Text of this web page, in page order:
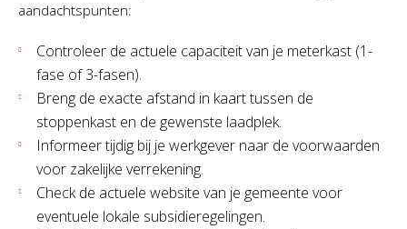
aandachtspunten:
Controleer de actuele capaciteit van je meterkast (1-
fase of 3-fasen).
Breng de exacte afstand in kaart tussen de
stoppenkast en de gewenste laadplek.
Informeer tijdig bij je werkgever naar de voorwaarden
voor zakelijke verrekening.
Check de actuele website van je gemeente voor
eventuele lokale subsidieregelingen.